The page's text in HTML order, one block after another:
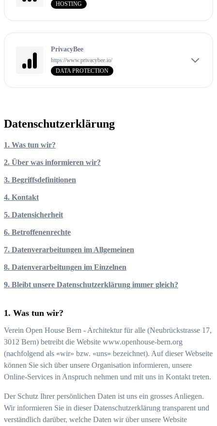
HOSTING
PrivacyBee
https://www.privacybee.io/
DATA PROTECTION
Datenschutzerklärung
1. Was tun wir?
2. Über was informieren wir?
3. Begriffsdefinitionen
4. Kontakt
5. Datensicherheit
6. Betroffenenrechte
7. Datenverarbeitungen im Allgemeinen
8. Datenverarbeitungen im Einzelnen
9. Bleibt unsere Datenschutzerklärung immer gleich?
Was tun wir?
Verein Open House Bern - Architektur für alle (Neubrückstrasse 17,
3012 Bern) betreibt die Website www.openhouse-bern.org
(nachfolgend als «wir» bzw. «uns» bezeichnet). Auf dieser Webseite
können Sie sich über unsere Organisation informieren, unsere
Online-Services in Anspruch nehmen und mit uns in Kontakt treten.
Der Schutz Ihrer persönlichen Daten ist uns ein grosses Anliegen.
Wir informieren Sie in dieser Datenschutzerklärung transparent und
verständlich darüber, welche Daten wir über unsere Website